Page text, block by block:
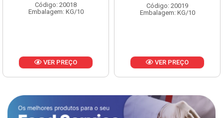
Código: 20019
Embalagem: KG/10
VER PREÇO
Código: 20161
Embalagem: KG/10
VER PREÇO